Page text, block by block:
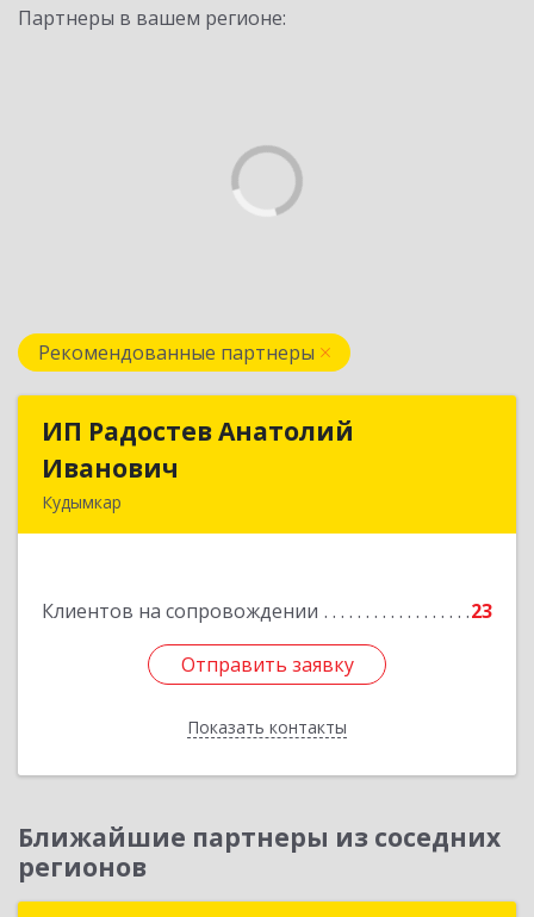
Партнеры в вашем регионе:
Рекомендованные партнеры
ИП Радостев Анатолий
Иванович
Кудымкар
Клиентов на сопровождении 23
Отправить заявку
Показать контакты
ИП Радостев Анатолий
Подробнее
Отправить заявку
Назад
Ближайшие партнеры из соседних
регионов